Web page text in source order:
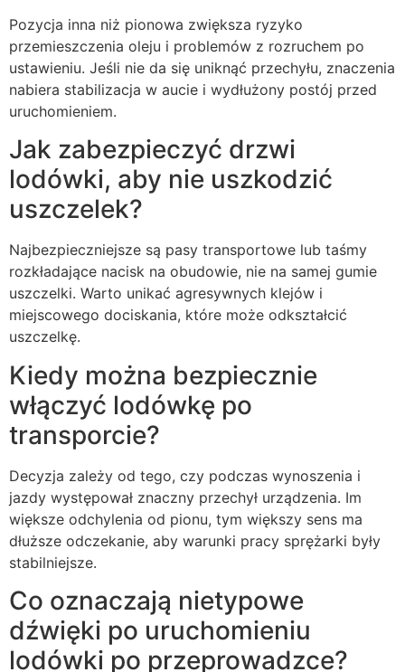
Pozycja inna niż pionowa zwiększa ryzyko
przemieszczenia oleju i problemów z rozruchem po
ustawieniu. Jeśli nie da się uniknąć przechyłu, znaczenia
nabiera stabilizacja w aucie i wydłużony postój przed
uruchomieniem.
Jak zabezpieczyć drzwi
lodówki, aby nie uszkodzić
uszczelek?
Najbezpieczniejsze są pasy transportowe lub taśmy
rozkładające nacisk na obudowie, nie na samej gumie
uszczelki. Warto unikać agresywnych klejów i
miejscowego dociskania, które może odkształcić
uszczelkę.
Kiedy można bezpiecznie
włączyć lodówkę po
transporcie?
Decyzja zależy od tego, czy podczas wynoszenia i
jazdy występował znaczny przechył urządzenia. Im
większe odchylenia od pionu, tym większy sens ma
dłuższe odczekanie, aby warunki pracy sprężarki były
stabilniejsze.
Co oznaczają nietypowe
dźwięki po uruchomieniu
lodówki po przeprowadzce?